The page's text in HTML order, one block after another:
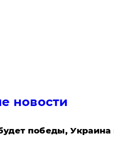
новости
победы, Украина